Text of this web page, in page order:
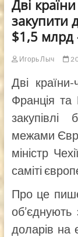
Дві
закупити
$1,5 млрд
Игорь Лыч
Дві
Франція та
межами
міністр
саміті
Про це
доларів на